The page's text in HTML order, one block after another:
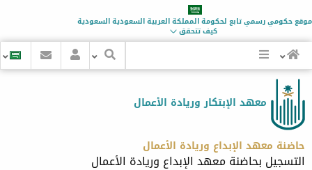
موقع حكومي رسمي تابع لحكومةالمملكة العربية السعوديةالسعودية
كيف تتحقق
معهد الإبتكار وريادة الأعمال
حاضنة معهد الإبداع وريادة الأعمال
التسجيل بحاضنة معهد الإبداع وريادة الأعمال